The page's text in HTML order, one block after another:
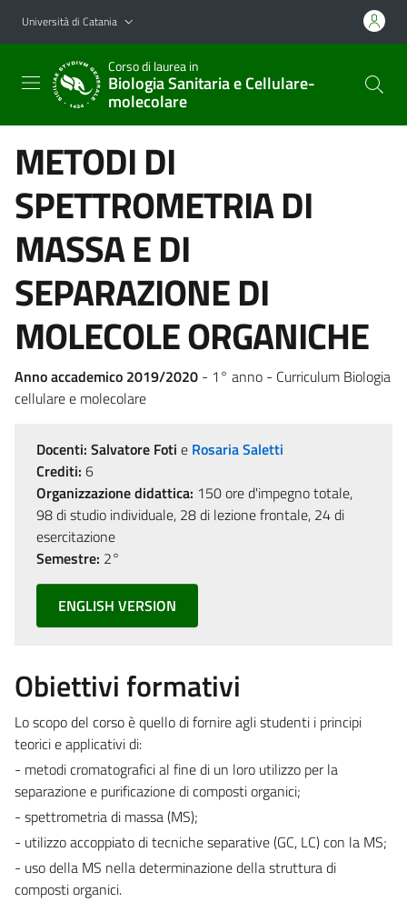
Vai al contenuto principale
Vai al menu di navigazione
Università di Catania
Corso di laurea in
Biologia Sanitaria e Cellulare-
molecolare
METODI DI
SPETTROMETRIA DI
MASSA E DI
SEPARAZIONE DI
MOLECOLE ORGANICHE
Anno accademico 2019/2020 - 1° anno - Curriculum Biologia
cellulare e molecolare
Docenti: Salvatore Foti e Rosaria Saletti
Crediti: 6
Organizzazione didattica: 150 ore d'impegno totale,
98 di studio individuale, 28 di lezione frontale, 24 di
esercitazione
Semestre: 2°
ENGLISH VERSION
Obiettivi formativi
Lo scopo del corso è quello di fornire agli studenti i principi
teorici e applicativi di:
- metodi cromatografici al fine di un loro utilizzo per la
separazione e purificazione di composti organici;
- spettrometria di massa (MS);
- utilizzo accoppiato di tecniche separative (GC, LC) con la MS;
- uso della MS nella determinazione della struttura di
composti organici.